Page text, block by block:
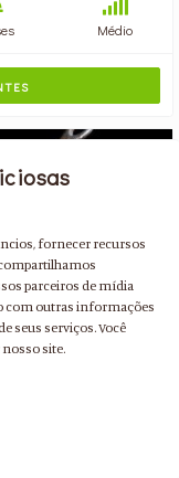
Médio
fornecer recursos
parceiros de mídia
com outras informações
seus serviços. Você
site.